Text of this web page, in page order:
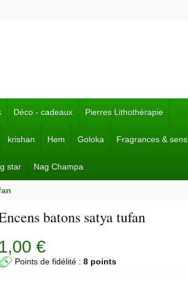
Déco - cadeaux Pierres Lithothérapie
krishan Hem Goloka Fragrances & sens
star Nag Champa
batons satya tufan
1,00 €
Points de fidélité :8 points